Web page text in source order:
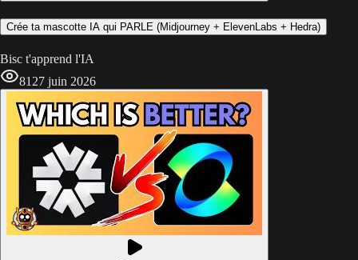
Crée ta mascotte IA qui PARLE (Midjourney + ElevenLabs + Hedra)
Bisc t'apprend l'IA
81 27 juin 2026